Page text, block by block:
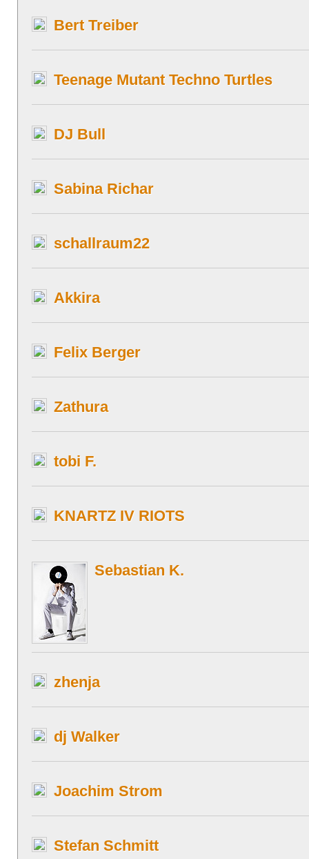
Bert Treiber
Teenage Mutant Techno Turtles
DJ Bull
Sabina Richar
schallraum22
Akkira
Felix Berger
Zathura
tobi F.
KNARTZ IV RIOTS
Sebastian K.
zhenja
dj Walker
Joachim Strom
Stefan Schmitt